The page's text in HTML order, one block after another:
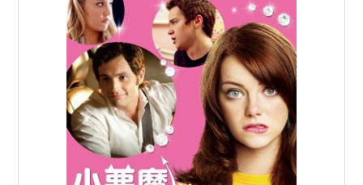
音楽監修：ヴェンデ・クローリー
キャスト
エマ・ストーン
ペン・バッジリー
アマンダ・バインズ
ダン・バード
トーマス・ヘイデン・チャーチ